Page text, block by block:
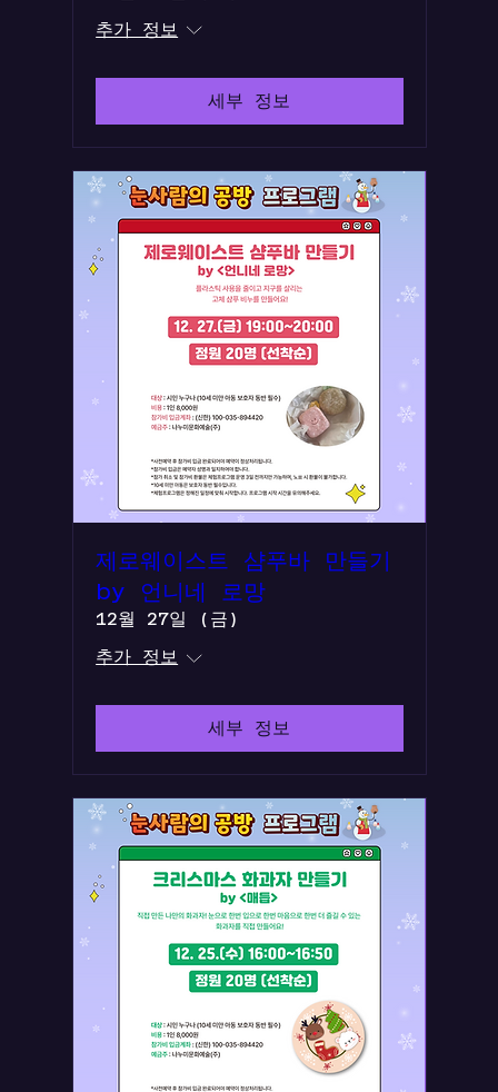
추가 정보
세부 정보
제로웨이스트 샴푸바 만들기
by 언니네 로망
12월 27일 (금)
추가 정보
세부 정보